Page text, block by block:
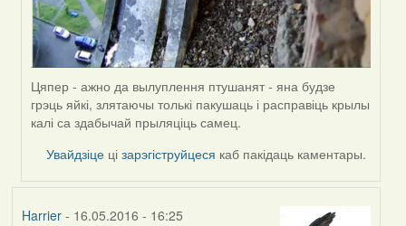
Цяпер - ажно да вылуплення птушанят - яна будзе
грэць яйкі, злятаючы толькі пакушаць і расправіць крылы
калі са здабычай прыляціць самец.
Увайдзіце цізарэгіструйцеся каб пакідаць каментары.
Harrier- 16.05.2016 - 16:25